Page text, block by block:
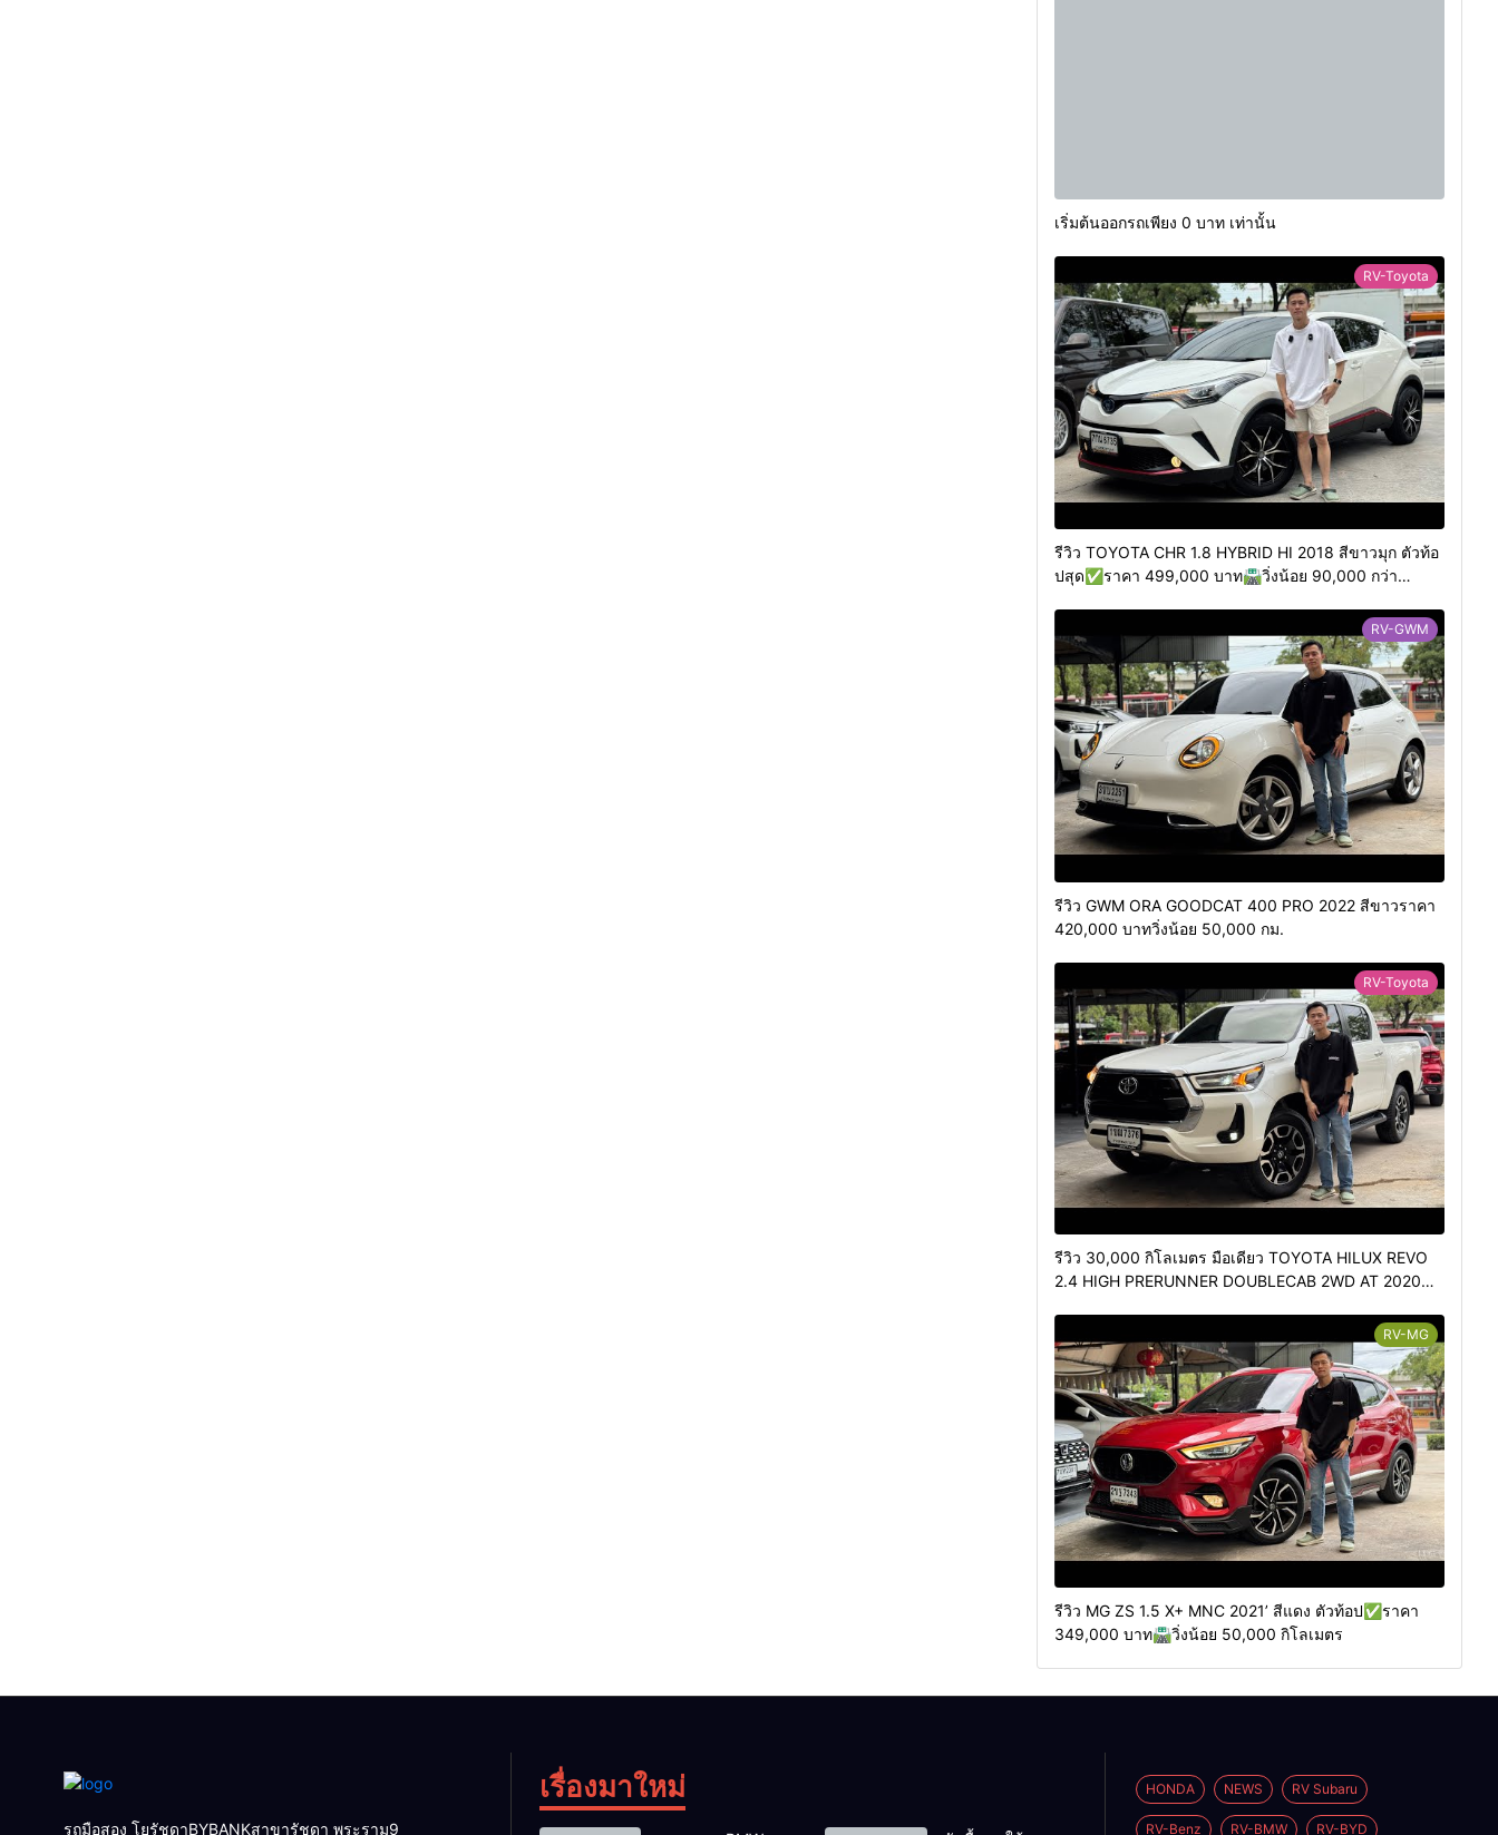
เริ่มต้นออกรถเพียง 0 บาท เท่านั้น
RV-Toyota
รีวิว TOYOTA CHR 1.8 HYBRID HI 2018 สีขาวมุก ตัวท้อ
ปสุด✅ราคา 499,000 บาท🛣️วิ่งน้อย 90,000 กว่า
RV-GWM
รีวิว GWM ORA GOODCAT 400 PRO 2022 สีขาวราคา
420,000 บาทวิ่งน้อย 50,000 กม.
RV-Toyota
รีวิว 30,000 กิโลเมตร มือเดียว TOYOTA HILUX REVO
2.4 HIGH PRERUNNER DOUBLECAB 2WD AT 2020
RV-MG
รีวิว MG ZS 1.5 X+ MNC 2021’ สีแดง ตัวท้อป✅ราคา
349,000 บาท🛣️วิ่งน้อย 50,000 กิโลเมตร
รถมือสอง โยรัชดาBYBANKสาขารัชดา พระราม9
เรื่องมาใหม่ HONDA NEWS RV Subaru
RV-Benz RV-BMW RV-BYD